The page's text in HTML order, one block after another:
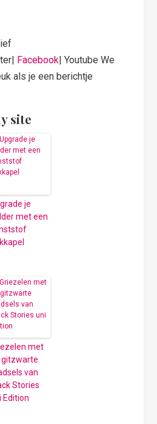
Facebook| Youtube We
als je een berichtje
site
je
met een
met
gitzwarte
van
Stories
Edition